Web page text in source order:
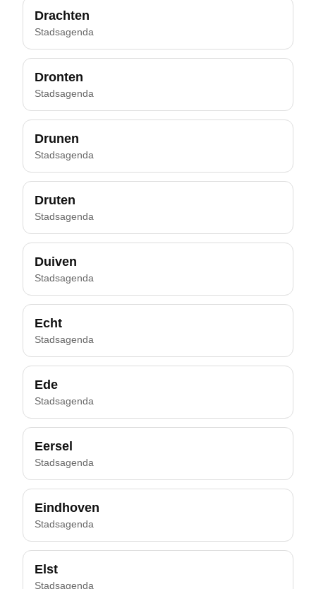
Drachten
Stadsagenda
Dronten
Stadsagenda
Drunen
Stadsagenda
Druten
Stadsagenda
Duiven
Stadsagenda
Echt
Stadsagenda
Ede
Stadsagenda
Eersel
Stadsagenda
Eindhoven
Stadsagenda
Elst
Stadsagenda